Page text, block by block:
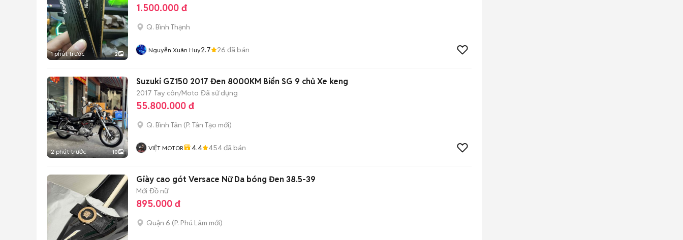
1 phút trước 2
1.500.000 đ
Q. Bình Thạnh
Nguyễn Xuân Huy2.7 26 đã bán
2 phút trước 10
Suzuki GZ150 2017 Đen 8000KM Biển SG 9 chủ Xe keng
2017 Tay côn/Moto Đã sử dụng
55.800.000 đ
Q. Bình Tân (P. Tân Tạo mới)
VIỆT MOTOR 4.4 454đã bán
Giày cao gót Versace Nữ Da bóng Đen 38.5-39
Mới Đồ nữ
895.000 đ
Quận 6 (P. Phú Lâm mới)